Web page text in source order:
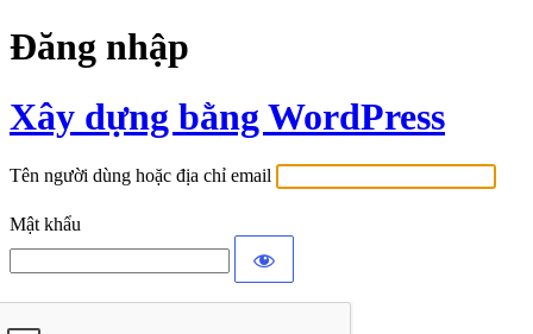
Đăng nhập
Xây dựng bằng WordPress
Tên người dùng hoặc địa chỉ email
Mật khẩu